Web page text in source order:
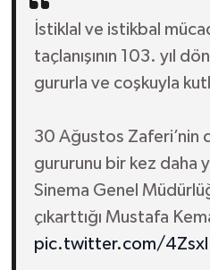
İstiklal ve istikbal
taçlanışının 103. yıl
gururla ve coşkuyla
30 Ağustos Zaferi’nin
gururunu bir kez daha
Sinema Genel
çıkarttığı Mustafa
pic.twitter.com/